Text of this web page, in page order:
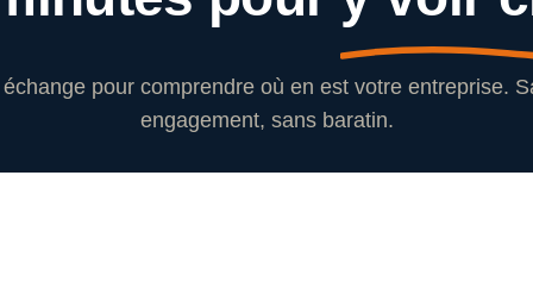
pour comprendre où en est votre entreprise.
engagement, sans baratin.